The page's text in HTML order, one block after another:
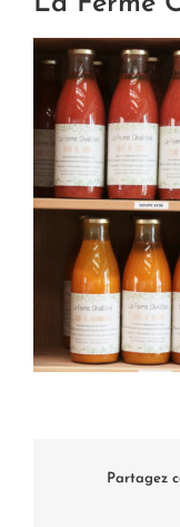
Partagez